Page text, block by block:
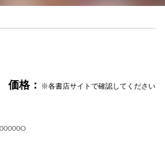
価格： ※各書店サイトで確認してください